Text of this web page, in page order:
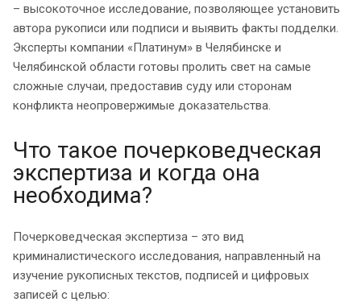
– высокоточное исследование, позволяющее установить
автора рукописи или подписи и выявить факты подделки.
Эксперты компании «Платинум» в Челябинске и
Челябинской области готовы пролить свет на самые
сложные случаи, предоставив суду или сторонам
конфликта неопровержимые доказательства.
Что такое почерковедческая
экспертиза и когда она
необходима?
Почерковедческая экспертиза – это вид
криминалистического исследования, направленный на
изучение рукописных текстов, подписей и цифровых
записей с целью: